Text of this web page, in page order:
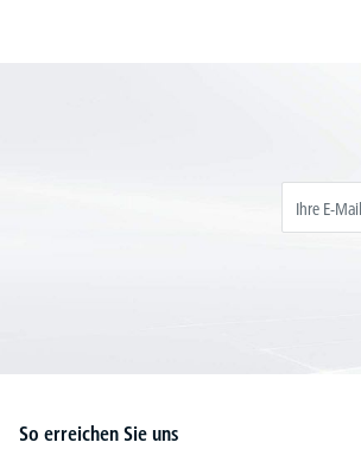
So erreichen Sie uns